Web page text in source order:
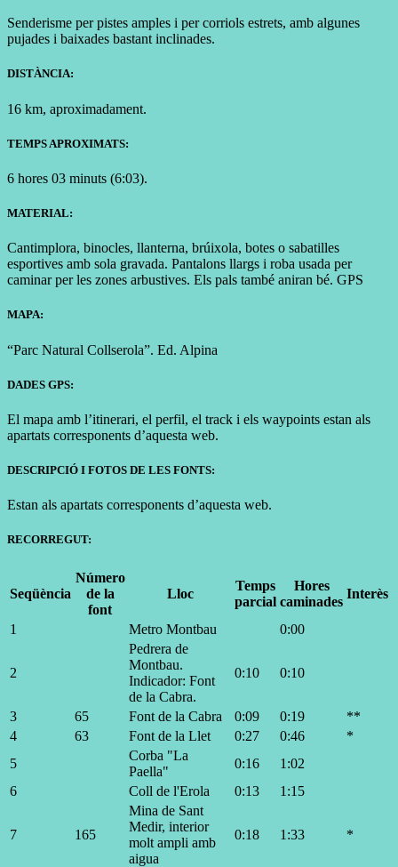
Senderisme per pistes amples i per corriols estrets, amb algunes
pujades i baixades bastant inclinades.
DISTÀNCIA:
16 km, aproximadament.
TEMPS APROXIMATS:
6 hores 03 minuts (6:03).
MATERIAL:
Cantimplora, binocles, llanterna, brúixola, botes o sabatilles
esportives amb sola gravada. Pantalons llargs i roba usada per
caminar per les zones arbustives. Els pals també aniran bé. GPS
MAPA:
“Parc Natural Collserola”. Ed. Alpina
DADES GPS:
El mapa amb l’itinerari, el perfil, el track i els waypoints estan als
apartats corresponents d’aquesta web.
DESCRIPCIÓ I FOTOS DE LES FONTS:
Estan als apartats corresponents d’aquesta web.
RECORREGUT:
Seqüència
Número
de la
font
Lloc
Temps
parcial
Hores
caminades
Interès
1 Metro Montbau 0:00
2
Pedrera de
Montbau.
Indicador: Font
de la Cabra.
0:10 0:10
3 65 Font de la Cabra 0:09 0:19
**
4
63 Font de la Llet 0:27 0:46
*
5
Corba "La
Paella"
0:16
1:02
6
Coll de l'Erola 0:13 1:15
7 165
Mina de Sant
Medir, interior
molt ampli amb
aigua
0:18 1:33 *